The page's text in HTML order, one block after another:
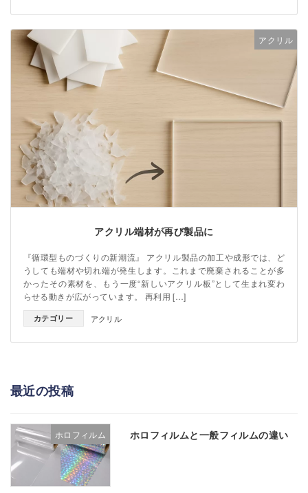
アクリル
アクリル端材が再び製品に
『循環型ものづくりの新潮流』 アクリル製品の加工や成形では、ど
うしても端材や切れ端が発生します。これまで廃棄されることが多
かったその素材を、もう一度“新しいアクリル板”として生まれ変わ
らせる動きが広がっています。 再利用 […]
カテゴリー アクリル
最近の投稿
ホロフィルム ホロフィルムと一般フィルムの違い